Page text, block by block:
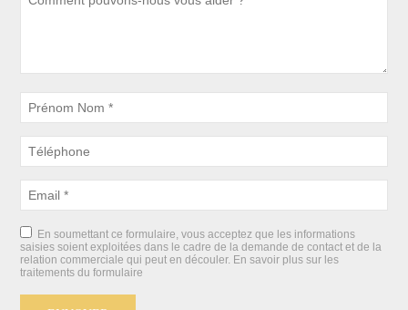
En soumettant ce formulaire, vous acceptez que les informations
saisies soient exploitées dans le cadre de la demande de contact et de la
relation commerciale qui peut en découler. En savoir plus sur les
traitements du formulaire